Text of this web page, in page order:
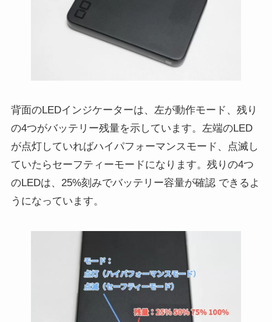
背面のLEDインジケーターは、左が動作モード、残り
の4つがバッテリー残量を示しています。左端のLED
が点灯していればハイパフォーマンスモード、点滅し
ていたらセーフティーモードになります。残りの4つ
のLEDは、25%刻みでバッテリー容量が確認 できるよ
うになっています。